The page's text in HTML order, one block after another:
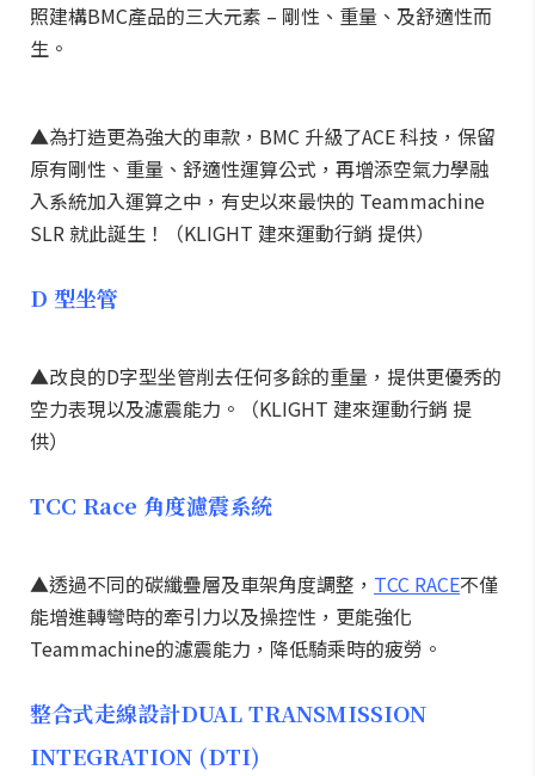
照建構BMC產品的三大元素 – 剛性、重量、及舒適性而
生。
▲為打造更為強大的車款，BMC 升級了ACE 科技，保留
原有剛性、重量、舒適性運算公式，再增添空氣力學融
入系統加入運算之中，有史以來最快的 Teammachine
SLR 就此誕生！（KLIGHT 建來運動行銷 提供）
D 型坐管
▲改良的D字型坐管削去任何多餘的重量，提供更優秀的
空力表現以及濾震能力。（KLIGHT 建來運動行銷 提
供）
TCC Race 角度濾震系統
▲透過不同的碳纖疊層及車架角度調整， TCC RACE不僅
能增進轉彎時的牽引力以及操控性，更能強化
Teammachine的濾震能力，降低騎乘時的疲勞。
整合式走線設計DUAL TRANSMISSION
INTEGRATION (DTI)